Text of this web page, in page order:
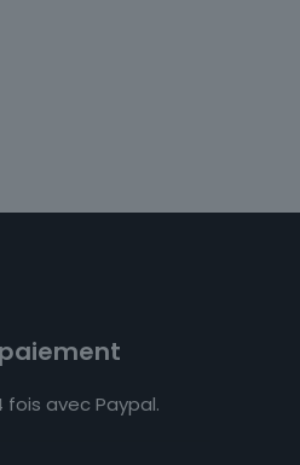
avec Paypal.